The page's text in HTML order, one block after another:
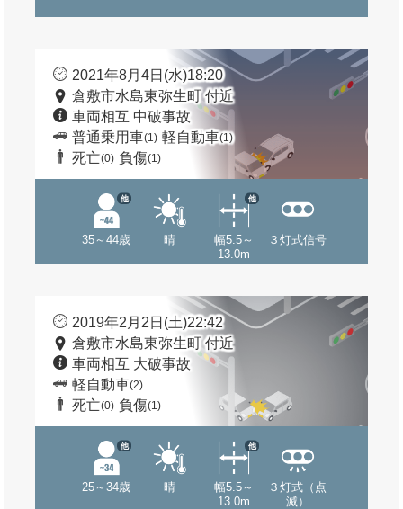
2021年8月4日(水)18:20
倉敷市水島東弥生町 付近
車両相互 中破事故
普通乗用車(1) 軽自動車(1)
死亡(0) 負傷(1)
35～44歳
他
晴
幅5.5～
13.0m
他
３灯式信号
2019年2月2日(土)22:42
倉敷市水島東弥生町 付近
車両相互 大破事故
軽自動車(2)
死亡(0) 負傷(1)
25～34歳
他
晴
幅5.5～
13.0m
他
３灯式（点
滅）